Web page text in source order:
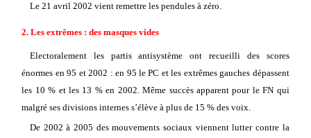
Le 21 avril 2002 vient remettre les pendules à zéro.
2. Les extrêmes : des masques vides
Electoralement les partis antisystème ont recueilli des scores
énormes en 95 et 2002 : en 95 le PC et les extrêmes gauches dépassent
les 10 % et les 13 % en 2002. Même succès apparent pour le FN qui
malgré ses divisions internes s’élève à plus de 15 % des voix.
De 2002 à 2005 des mouvements sociaux viennent lutter contre la